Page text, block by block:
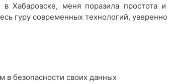
Хабаровске, меня поразила простота и
гуру современных технологий,
в безопасности своих данных